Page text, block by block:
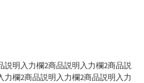
説明入力欄2商品説明入力欄2商品説
力欄2商品説明入力欄2商品説明入力